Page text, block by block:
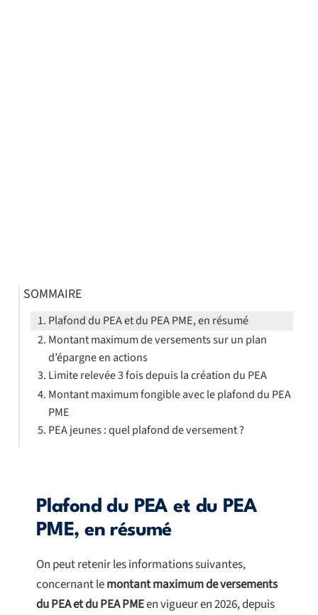
Plafond du PEA et du PEA
PME, en résumé
On peut retenir les informations suivantes,
concernant lemontant maximum de versements
du PEA et du PEA PMEen vigueur en 2026, depuis
SOMMAIRE
Plafond du PEA et du PEA PME, en résumé
Montant maximum de versements sur un plan
d’épargne en actions
Limite relevée 3 fois depuis la création du PEA
Montant maximum fongible avec le plafond du PEA
PME
PEA jeunes : quel plafond de versement ?